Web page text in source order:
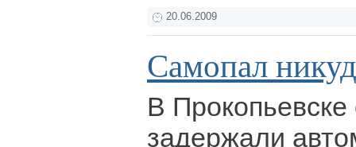
20.06.2009
Самопал
В
задержали